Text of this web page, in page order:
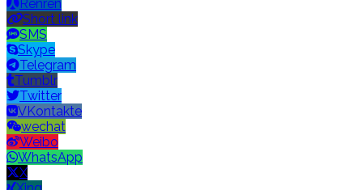
Renren
Short link
SMS
Skype
Telegram
Tumblr
Twitter
VKontakte
wechat
Weibo
WhatsApp
X